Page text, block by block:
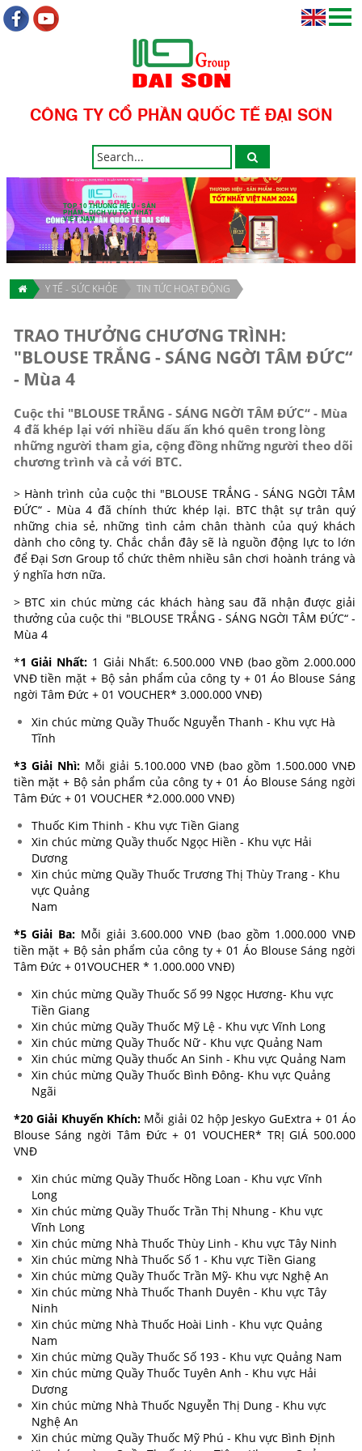
CÔNG TY CỔ PHẦN QUỐC TẾ ĐẠI SƠN
TOP 10 THƯƠNG HIỆU - SẢN
PHẨM - DỊCH VỤ TỐT NHẤT
VIỆT NAM
Y TẾ - SỨC KHỎE TIN TỨC HOẠT ĐỘNG
TRAO THƯỞNG CHƯƠNG TRÌNH:
"BLOUSE TRẮNG - SÁNG NGỜI TÂM ĐỨC“
- Mùa 4
Cuộc thi "BLOUSE TRẮNG - SÁNG NGỜI TÂM ĐỨC“ - Mùa
4 đã khép lại với nhiều dấu ấn khó quên trong lòng
những người tham gia, cộng đồng những người theo dõi
chương trình và cả với BTC.
> Hành trình của cuộc thi "BLOUSE TRẮNG - SÁNG NGỜI TÂM
ĐỨC“ - Mùa 4 đã chính thức khép lại. BTC thật sự trân quý
những chia sẻ, những tình cảm chân thành của quý khách
dành cho công ty. Chắc chắn đây sẽ là nguồn động lực to lớn
để Đại Sơn Group tổ chức thêm nhiều sân chơi hoành tráng và
ý nghĩa hơn nữa.
> BTC xin chúc mừng các khách hàng sau đã nhận được giải
thưởng của cuộc thi "BLOUSE TRẮNG - SÁNG NGỜI TÂM ĐỨC“ -
Mùa 4
*1 Giải Nhất: 1 Giải Nhất: 6.500.000 VNĐ (bao gồm 2.000.000
VNĐ tiền mặt + Bộ sản phẩm của công ty + 01 Áo Blouse Sáng
ngời Tâm Đức + 01 VOUCHER* 3.000.000 VNĐ)
Xin chúc mừng Quầy Thuốc Nguyễn Thanh - Khu vực Hà
Tĩnh
*3 Giải Nhì: Mỗi giải 5.100.000 VNĐ (bao gồm 1.500.000 VNĐ
tiền mặt + Bộ sản phẩm của công ty +01 Áo Blouse Sáng ngời
Tâm Đức + 01 VOUCHER *2.000.000 VNĐ)
Thuốc Kim Thinh - Khu vực Tiền Giang
Xin chúc mừng Quầy thuốc Ngọc Hiền - Khu vực Hải
Dương
Xin chúc mừng Quầy Thuốc Trương Thị Thùy Trang - Khu
vực Quảng
Nam
*5 Giải Ba: Mỗi giải 3.600.000 VNĐ (bao gồm 1.000.000 VNĐ
tiền mặt + Bộ sản phẩm của công ty +01 Áo Blouse Sáng ngời
Tâm Đức + 01VOUCHER * 1.000.000 VNĐ)
Xin chúc mừng Quầy Thuốc Số 99 Ngọc Hương- Khu vực
Tiền Giang
Xin chúc mừng Quầy Thuốc Mỹ Lệ - Khu vực Vĩnh Long
Xin chúc mừng Quầy Thuốc Nữ - Khu vực Quảng Nam
Xin chúc mừng Quầy thuốc An Sinh - Khu vực Quảng Nam
Xin chúc mừng Quầy Thuốc Bình Đông- Khu vực Quảng
Ngãi
*20 Giải Khuyến Khích: Mỗi giải 02 hộp Jeskyo GuExtra + 01 Áo
Blouse Sáng ngời Tâm Đức + 01 VOUCHER* TRỊ GIÁ 500.000
VNĐ
Xin chúc mừng Quầy Thuốc Hồng Loan - Khu vực Vĩnh
Long
Xin chúc mừng Quầy Thuốc Trần Thị Nhung - Khu vực
Vĩnh Long
Xin chúc mừng Nhà Thuốc Thùy Linh - Khu vực Tây Ninh
Xin chúc mừng Nhà Thuốc Số 1 - Khu vực Tiền Giang
Xin chúc mừng Quầy Thuốc Trần Mỹ- Khu vực Nghệ An
Xin chúc mừng Nhà Thuốc Thanh Duyên - Khu vực Tây
Ninh
Xin chúc mừng Nhà Thuốc Hoài Linh - Khu vực Quảng
Nam
Xin chúc mừng Quầy Thuốc Số 193 - Khu vực Quảng Nam
Xin chúc mừng Quầy Thuốc Tuyên Anh - Khu vực Hải
Dương
Xin chúc mừng Nhà Thuốc Nguyễn Thị Dung - Khu vực
Nghệ An
Xin chúc mừng Quầy Thuốc Mỹ Phú - Khu vực Bình Định